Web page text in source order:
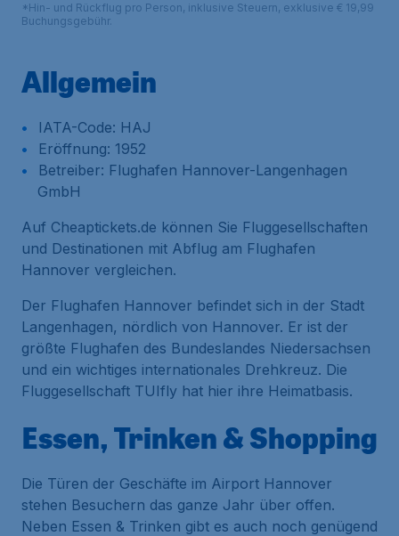
*Hin- und Rückflug pro Person, inklusive Steuern, exklusive € 19,99
Buchungsgebühr.
Allgemein
IATA-Code: HAJ
Eröffnung: 1952
Betreiber: Flughafen Hannover-Langenhagen
GmbH
Auf Cheaptickets.de können Sie Fluggesellschaften
und Destinationen mit Abflug am Flughafen
Hannover vergleichen.
Der Flughafen Hannover befindet sich in der Stadt
Langenhagen, nördlich von Hannover. Er ist der
größte Flughafen des Bundeslandes Niedersachsen
und ein wichtiges internationales Drehkreuz. Die
Fluggesellschaft TUIfly hat hier ihre Heimatbasis.
Essen, Trinken & Shopping
Die Türen der Geschäfte im Airport Hannover
stehen Besuchern das ganze Jahr über offen.
Neben Essen & Trinken gibt es auch noch genügend